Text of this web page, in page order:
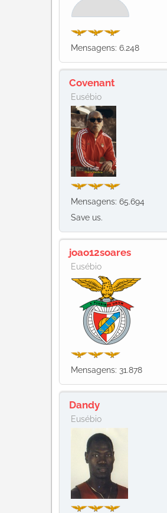
Mensagens: 6.248
Covenant
Eusébio
Mensagens: 65.694
Save us.
joao12soares
Eusébio
Mensagens: 31.878
Dandy
Eusébio